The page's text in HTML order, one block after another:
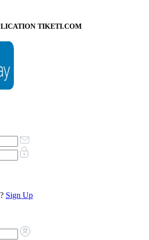
TIKETI.COM
Sign Up